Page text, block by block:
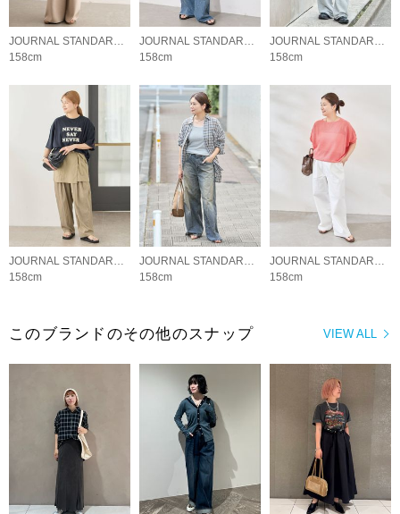
JOURNAL STANDARD LADYS
158cm
JOURNAL STANDARD LADYS
158cm
JOURNAL STANDARD LADYS
158cm
JOURNAL STANDARD LADYS
158cm
JOURNAL STANDARD LADYS
158cm
JOURNAL STANDARD LADYS
158cm
VIEW ALL
このブランドのその他のスナップ